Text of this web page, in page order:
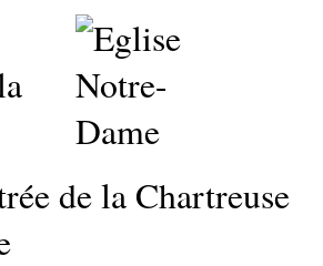
d'entrée de